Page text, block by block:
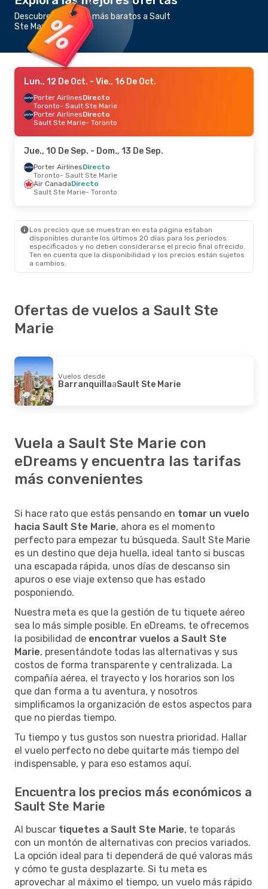
Descubre los vuelos más baratos a Sault
Ste Marie
Lun., 12 De Oct. - Vie., 16 De Oct.
Porter AirlinesDirecto
Toronto- Sault Ste Marie
Porter AirlinesDirecto
Sault Ste Marie- Toronto
Jue., 10 De Sep. - Dom., 13 De Sep.
Porter AirlinesDirecto
Toronto- Sault Ste Marie
Air CanadaDirecto
Sault Ste Marie- Toronto
Los precios que se muestran en esta página estaban
disponibles durante los últimos 20 días para los periodos
especificados y no deben considerarse el precio final ofrecido.
Ten en cuenta que la disponibilidad y los precios están sujetos
a cambios.
Ofertas de vuelos a Sault Ste
Marie
Vuelos desde
BarranquillaaSault Ste Marie
Vuela a Sault Ste Marie con
eDreams y encuentra las tarifas
más convenientes
Si hace rato que estás pensando en tomar un vuelo
hacia Sault Ste Marie, ahora es el momento
perfecto para empezar tu búsqueda. Sault Ste Marie
es un destino que deja huella, ideal tanto si buscas
una escapada rápida, unos días de descanso sin
apuros o ese viaje extenso que has estado
posponiendo.
Nuestra meta es que la gestión de tu tiquete aéreo
sea lo más simple posible. En eDreams, te ofrecemos
la posibilidad de encontrar vuelos a Sault Ste
Marie, presentándote todas las alternativas y sus
costos de forma transparente y centralizada. La
compañía aérea, el trayecto y los horarios son los
que dan forma a tu aventura, y nosotros
simplificamos la organización de estos aspectos para
que no pierdas tiempo.
Tu tiempo y tus gustos son nuestra prioridad. Hallar
el vuelo perfecto no debe quitarte más tiempo del
indispensable, y para eso estamos aquí.
Encuentra los precios más económicos a
Sault Ste Marie
Al buscar tiquetes a Sault Ste Marie, te toparás
con un montón de alternativas con precios variados.
La opción ideal para ti dependerá de qué valoras más
y cómo te gusta desplazarte. Si tu meta es
aprovechar al máximo el tiempo, un vuelo más rápido